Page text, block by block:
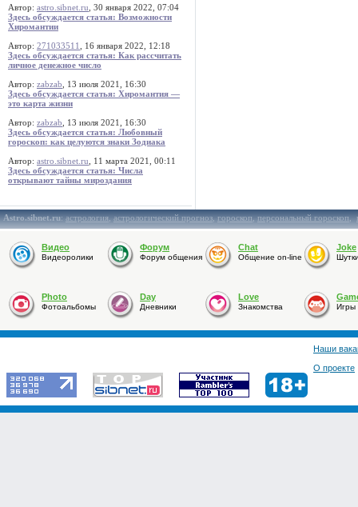
Автор: astro.sibnet.ru , 30 января 2022, 07:04
Здесь обсуждается статья: Возможности
Хиромантии
Автор: 271033511
, 16 января 2022, 12:18
Здесь обсуждается статья: Как рассчитать
личное денежное число
Автор: zabzab , 13 июля 2021, 16:30
Здесь обсуждается статья: Хиромантия —
это карта жизни
Автор: zabzab , 13 июля 2021, 16:30
Здесь обсуждается статья: Любовный
гороскоп: как целуются знаки Зодиака
Автор: astro.sibnet.ru , 11 марта 2021, 00:11
Здесь обсуждается статья: Числа
открывают тайны мироздания
Astro.sibnet.ru:астрология,астрологический прогноз,гороскоп,персональный гороскоп,
Видео
Видеоролики
Форум
Форум общения
Chat
Общение on-line
Joke
Photo
Фотоальбомы
Day
Дневники
Love
Знакомства Игры
Наши
О проекте